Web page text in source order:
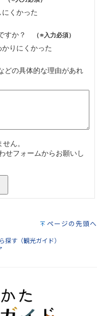
ページの先頭へ
探す（観光ガイド）